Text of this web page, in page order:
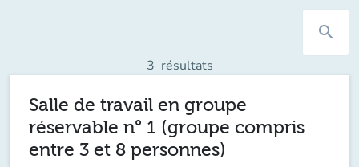
search
3 résultats
Salle de travail en groupe
réservable n° 1 (groupe compris
entre 3 et 8 personnes)